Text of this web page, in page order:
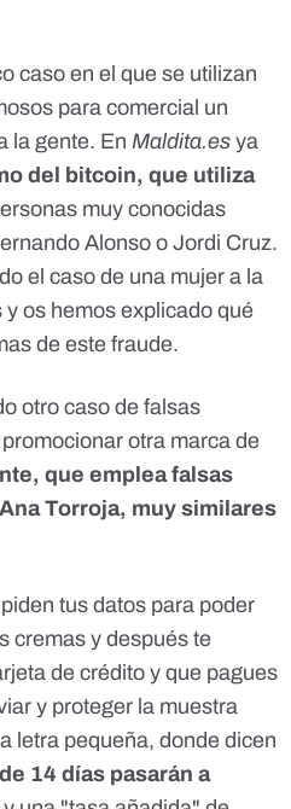
caso en el que se utilizan
para comercial un
la gente. En Maldita.es ya
del bitcoin, que utiliza
muy conocidas
Alonso o Jordi Cruz.
el caso de una mujer a la
os hemos explicado qué
de este fraude.
otro caso de falsas
otra marca de
que emplea falsas
Torroja, muy similares
tus datos para poder
cremas y después te
de crédito y que pagues
y proteger la muestra
letra pequeña, donde dicen
14 días pasarán a